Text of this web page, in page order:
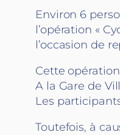
Environ 6
l’opération «
l’occasion de
Cette
A la Gare de
Les
Toutefois, à